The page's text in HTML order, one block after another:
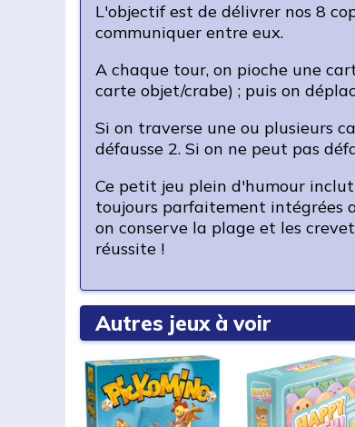
L'objectif est de délivrer nos 8
communiquer entre eux.
A chaque tour, on pioche une
carte objet/crabe) ; puis on
Si on traverse une ou plusieurs
défausse 2. Si on ne peut pas
Ce petit jeu plein d'humour
toujours parfaitement intégrées
on conserve la plage et les
réussite !
Autres jeux à voir